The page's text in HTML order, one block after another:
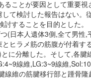
ことが要因として重要
て検討した報告はない
することを目的とした
(日本人遺体3側,全て男
ヒラメ筋の筋腹が付着
に分離した。そして,各
線維,LG:3~9線維
維の筋腱移行部と踵骨